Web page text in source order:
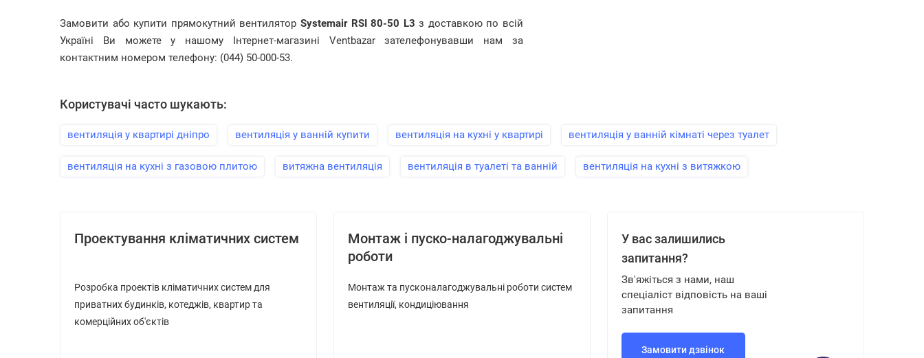
Замовити або купити прямокутний вентилятор Systemair RSI 80-50 L3 з доставкою по всій
Україні Ви можете у нашому Інтернет-магазині Ventbazar зателефонувавши нам за
контактним номером телефону: (044) 50-000-53.
Користувачі часто шукають:
вентиляція у квартирі дніпро вентиляція у ванній купити вентиляція на кухні у квартирі вентиляція у ванній кімнаті через туалет
вентиляція на кухні з газовою плитою витяжна вентиляція вентиляція в туалеті та ванній вентиляція на кухні з витяжкою
Проектування кліматичних систем
Розробка проектів кліматичних систем для
приватних будинків, котеджів, квартир та
комерційних об'єктів
Монтаж і пуско-налагоджувальні
роботи
Монтаж та пусконалагоджувальні роботи систем
вентиляції, кондиціювання
У вас залишились
запитання?
Зв'яжіться з нами, наш
спеціаліст відповість на ваші
запитання
Замовити дзвінок